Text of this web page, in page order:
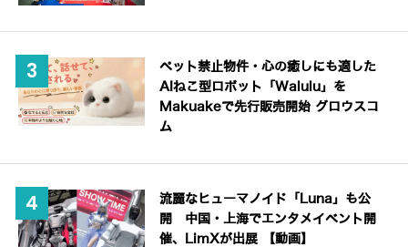
ペット禁止物件・心の癒しにも適した
AIねこ型ロボット「Walulu」を
Makuakeで先行販売開始 グロウスコ
ム
流麗なヒューマノイド「Luna」も公
開 中国・上海でエンタメイベント開
催、LimXが出展 【動画】